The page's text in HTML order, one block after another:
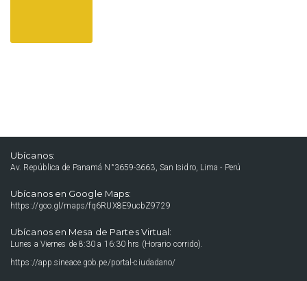
Ubícanos:
Av. República de Panamá N°3659-3663, San Isidro, Lima - Perú
Ubícanos en Google Maps:
https://goo.gl/maps/fq6RUX8E9ucbZ9729
Ubícanos en Mesa de Partes Virtual:
Lunes a Viernes de 8:30 a 16:30 hrs (Horario corrido).
https://app.sineace.gob.pe/portal-ciudadano/